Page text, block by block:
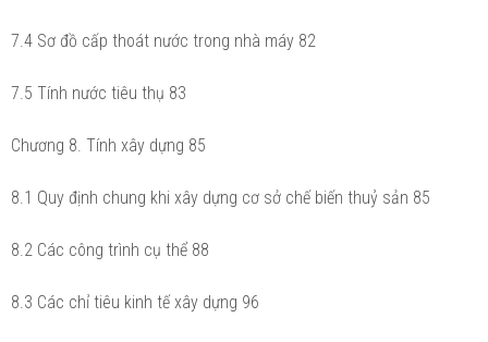
7.4 Sơ đồ cấp thoát nước trong nhà máy 82
7.5 Tính nước tiêu thụ 83
Chương 8. Tính xây dựng 85
8.1 Quy định chung khi xây dựng cơ sở chế biến thuỷ sản 85
8.2 Các công trình cụ thể 88
8.3 Các chỉ tiêu kinh tế xây dựng 96